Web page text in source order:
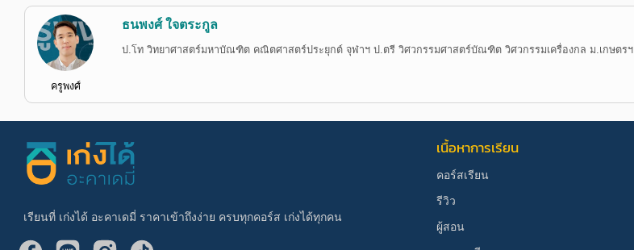
ครูพงศ์
ธนพงศ์ ใจตระกูล
ป.โท วิทยาศาสตร์มหาบัณฑิต คณิตศาสตร์ประยุกต์ จุฬาฯ ป.ตรี วิศวกรรมศาสตร์บัณฑิต วิศวกรรมเครื่องกล ม.เกษตรฯ
เรียนที่ เก่งได้ อะคาเดมี่ ราคาเข้าถึงง่าย ครบทุกคอร์ส เก่งได้ทุกคน
เนื้อหาการเรียน
คอร์สเรียน
รีวิว
ผู้สอน